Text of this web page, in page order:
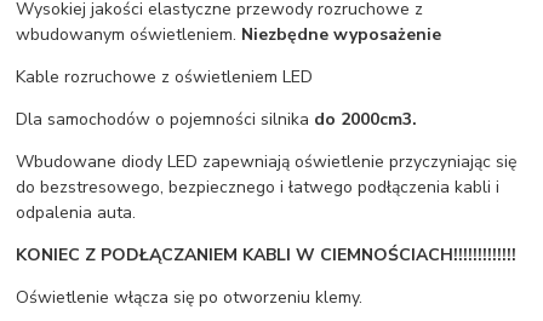
Wysokiej jakości elastyczne przewody rozruchowe z
wbudowanym oświetleniem. Niezbędne wyposażenie
Kable rozruchowe z oświetleniem LED
Dla samochodów o pojemności silnika do 2000cm3.
Wbudowane diody LED zapewniają oświetlenie przyczyniając się
do bezstresowego, bezpiecznego i łatwego podłączenia kabli i
odpalenia auta.
KONIEC Z PODŁĄCZANIEM KABLI W CIEMNOŚCIACH!!!!!!!!!!!!!
Oświetlenie włącza się po otworzeniu klemy.